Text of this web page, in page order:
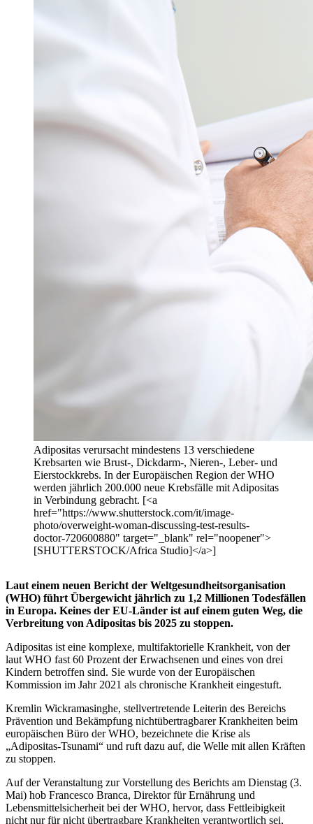
Adipositas verursacht mindestens 13 verschiedene
Krebsarten wie Brust-, Dickdarm-, Nieren-, Leber- und
Eierstockkrebs. In der Europäischen Region der WHO
werden jährlich 200.000 neue Krebsfälle mit Adipositas
in Verbindung gebracht. [<a
href="https://www.shutterstock.com/it/image-
photo/overweight-woman-discussing-test-results-
doctor-720600880" target="_blank" rel="noopener">
[SHUTTERSTOCK/Africa Studio]</a>]
Laut einem neuen Bericht der Weltgesundheitsorganisation
(WHO) führt Übergewicht jährlich zu 1,2 Millionen Todesfällen
in Europa. Keines der EU-Länder ist auf einem guten Weg, die
Verbreitung von Adipositas bis 2025 zu stoppen.
Adipositas ist eine komplexe, multifaktorielle Krankheit, von der
laut WHO fast 60 Prozent der Erwachsenen und eines von drei
Kindern betroffen sind. Sie wurde von der Europäischen
Kommission im Jahr 2021 als chronische Krankheit eingestuft.
Kremlin Wickramasinghe, stellvertretende Leiterin des Bereichs
Prävention und Bekämpfung nichtübertragbarer Krankheiten beim
europäischen Büro der WHO, bezeichnete die Krise als
„Adipositas-Tsunami“ und ruft dazu auf, die Welle mit allen Kräften
zu stoppen.
Auf der Veranstaltung zur Vorstellung des Berichts am Dienstag (3.
Mai) hob Francesco Branca, Direktor für Ernährung und
Lebensmittelsicherheit bei der WHO, hervor, dass Fettleibigkeit
nicht nur für nicht übertragbare Krankheiten verantwortlich sei,